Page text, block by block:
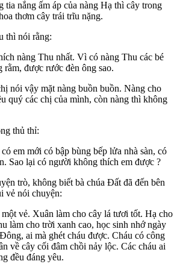
tia nắng ấm áp của nàng Hạ thì cây trong
thơm cây trái trĩu nặng.
thì nói rằng:
nàng Thu nhất. Vì có nàng Thu các bé
rằm, được rước đèn ông sao.
nói vậy mặt nàng buồn buồn. Nàng cho
quý các chị của mình, còn nàng thì không
thủ thỉ:
em mới có bập bùng bếp lửa nhà sàn, có
Sao lại có người không thích em được ?
trò, không biết bà chúa Đất đã đến bên
vẻ nói chuyện:
vẻ. Xuân làm cho cây lá tươi tốt. Hạ cho
làm cho trời xanh cao, học sinh nhớ ngày
ai mà ghét cháu được. Cháu có công
về cây cối đâm chồi nảy lộc. Các cháu ai
đều đáng yêu.